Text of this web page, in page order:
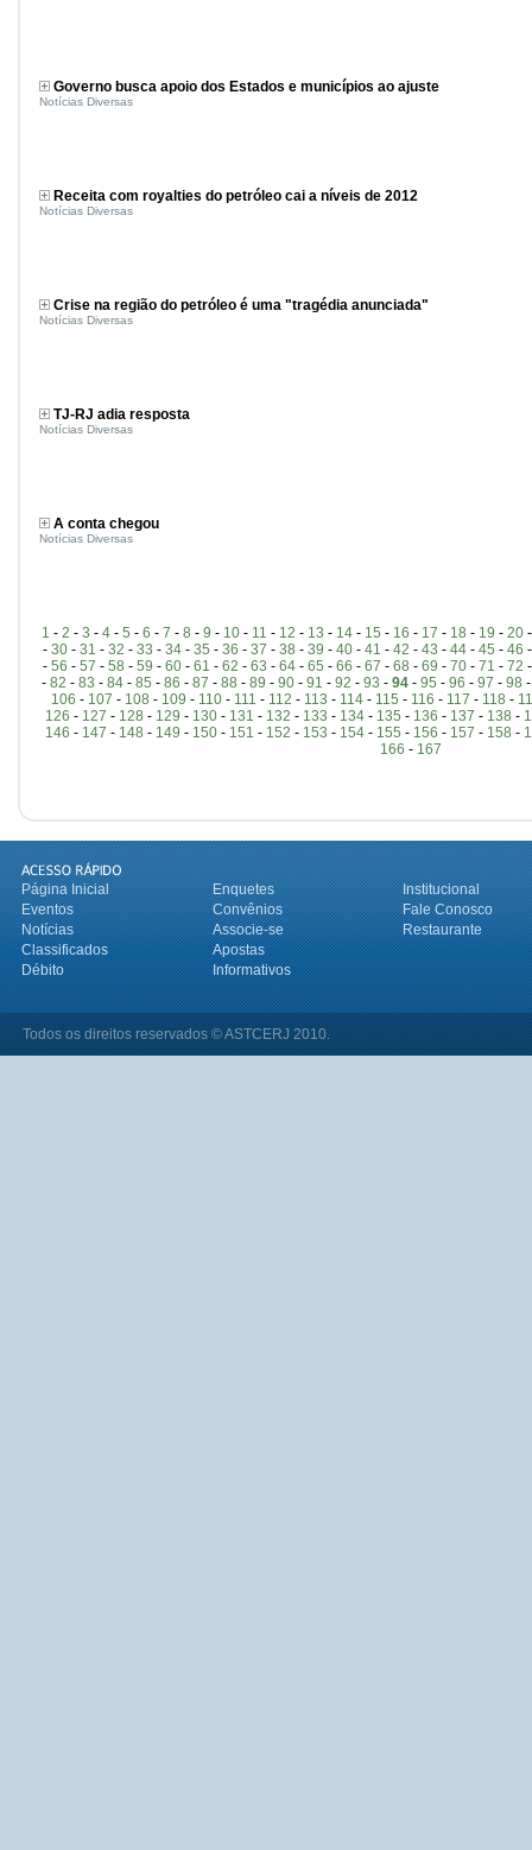
Governo busca apoio dos Estados e municípios ao ajuste
Notícias Diversas
Receita com royalties do petróleo cai a níveis de 2012
Notícias Diversas
Crise na região do petróleo é uma "tragédia anunciada"
Notícias Diversas
TJ-RJ adia resposta
Notícias Diversas
A conta chegou
Notícias Diversas
1 - 2 - 3 - 4 - 5 - 6 - 7 - 8 - 9 - 10 - 11 - 12 - 13 - 14 - 15 - 16 - 17 - 18 - 19 - 20
- 30- 31 - 32 - 33 - 34- 35 - 36 - 37 - 38 - 39 - 40- 41 - 42 - 43 - 44- 45 - 46
- 56 - 57 - 58 - 59 - 60- 61 - 62 - 63 - 64- 65 - 66 - 67 - 68 - 69 - 70- 71 - 72
- 82 - 83 - 84 - 85 - 86 - 87 - 88 - 89 - 90 - 91 - 92 - 93 - 94 - 95 - 96 - 97 - 98
106 - 107 - 108 - 109 - 110 - 111 - 112 - 113 - 114 - 115 - 116 - 117 - 118 -
126 - 127 - 128 - 129 - 130- 131 - 132 - 133 - 134- 135 - 136 - 137 - 138 -
146 - 147 - 148 - 149 - 150- 151 - 152 - 153 - 154- 155 - 156 - 157 - 158 -
166 - 167
Página Inicial Enquetes
Institucional
Eventos
Convênios
Fale Conosco
Notícias
Associe-se
Restaurante
Classificados
Apostas
Débito
Informativos
Todos os direitos reservados © ASTCERJ 2010.